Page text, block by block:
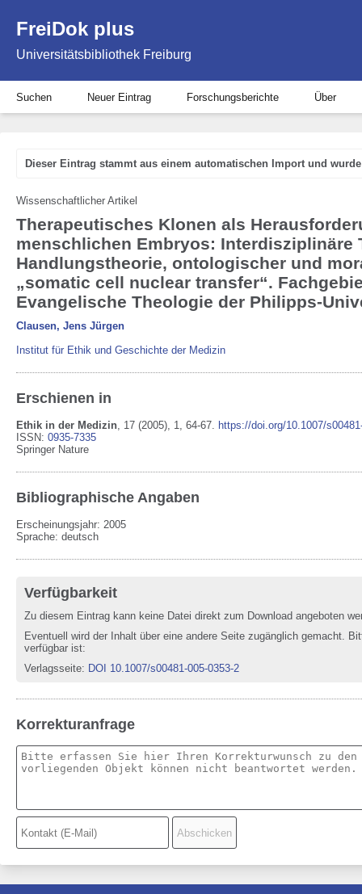
FreiDok plus
Universitätsbibliothek Freiburg
Suchen Neuer Eintrag Forschungsberichte Über
Dieser Eintrag stammt aus einem automatischen Import und
Wissenschaftlicher Artikel
Therapeutisches Klonen als
menschlichen Embryos: Interdisziplinäre
Handlungstheorie, ontologischer und
„somatic cell nuclear transfer“.
Evangelische Theologie der Philipps-
Clausen, Jens Jürgen
Institut für Ethik und Geschichte der Medizin
Erschienen in
Ethik in der Medizin, 17 (2005), 1, 64-67. https://doi.org/10.1007/
ISSN: 0935-7335
Springer Nature
Bibliographische Angaben
Erscheinungsjahr: 2005
Sprache: deutsch
Verfügbarkeit
Zu diesem Eintrag kann keine Datei direkt zum Download angeboten
Eventuell wird der Inhalt über eine andere Seite zugänglich gemacht.
verfügbar ist:
Verlagsseite: DOI 10.1007/s00481-005-0353-2
Korrekturanfrage